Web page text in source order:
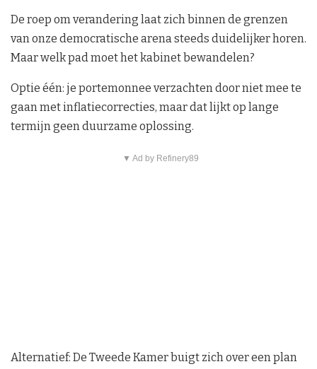
De roep om verandering laat zich binnen de grenzen
van onze democratische arena steeds duidelijker horen.
Maar welk pad moet het kabinet bewandelen?
Optie één: je portemonnee verzachten door niet mee te
gaan met inflatiecorrecties, maar dat lijkt op lange
termijn geen duurzame oplossing.
▼ Ad by Refinery89
Alternatief: De Tweede Kamer buigt zich over een plan